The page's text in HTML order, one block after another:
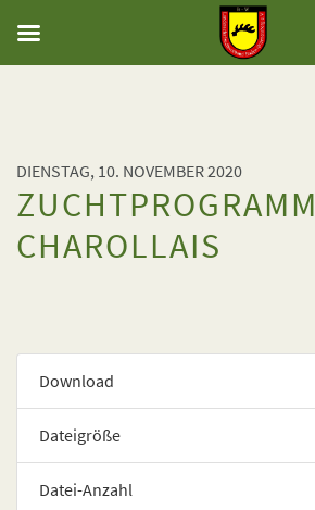
DIENSTAG, 10. NOVEMBER 2020
ZUCHTPROGRAMM
CHAROLLAIS
Download
Dateigröße
Datei-Anzahl